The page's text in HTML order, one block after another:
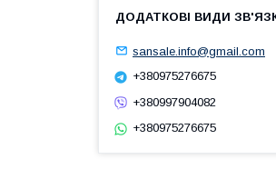
sansale.info@gmail.com
+380975276675
+380997904082
+380975276675